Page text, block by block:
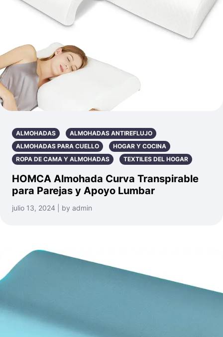
ALMOHADAS
ALMOHADAS ANTIREFLUJO
ALMOHADAS PARA CUELLO
HOGAR Y COCINA
ROPA DE CAMA Y ALMOHADAS
TEXTILES DEL HOGAR
HOMCA Almohada Curva Transpirable
para Parejas y Apoyo Lumbar
julio 13, 2024 | by admin